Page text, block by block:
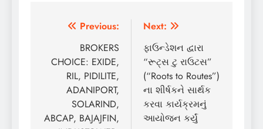
Post
navigation
Previous:
BROKERS
CHOICE: EXIDE,
RIL, PIDILITE,
ADANIPORT,
SOLARIND,
ABCAP, BAJAJFIN,
Next:
ફાઉન્ડેશન દ્વારા
“રૂટ્સ ટુ રાઉટસ”
(“Roots to Routes”)
ના શીર્ષકને સાર્થક
કરવા કાર્યક્રમનું
આયોજન કર્યું